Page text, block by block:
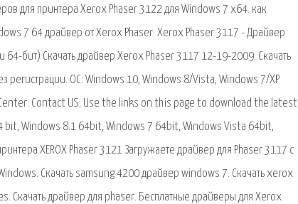
для принтера Xerox Phaser 3122 для Windows 7 x64. как
7 64 драйвер от Xerox Phaser. Xerox Phaser 3117 - Драйвер
бит) Скачать драйвер Xerox Phaser 3117 12-19-2009. Скачать
регистрации. ОС: Windows 10, Windows 8/Vista, Windows 7/XP
Contact US; Use the links on this page to download the latest
Windows 8.1 64bit, Windows 7 64bit, Windows Vista 64bit,
XEROX Phaser 3121 Загружаете драйвер для Phaser 3117 с
Скачать samsung 4200 драйвер windows 7. Скачать xerox
Скачать драйвер для phaser. Бесплатные драйверы для Xerox